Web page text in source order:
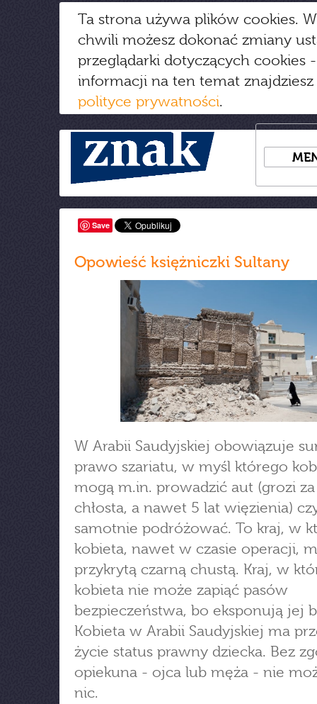
Ta strona używa plików cookies.
chwili możesz dokonać zmiany
przeglądarki dotyczących cookies
informacji na ten temat
polityce prywatności.
Save
Opowieść księżniczki Sultany
W Arabii Saudyjskiej obowiązuje
prawo szariatu, w myśl którego
mogą m.in. prowadzić aut (grozi
chłosta, a nawet 5 lat więzienia)
samotnie podróżować. To kraj, w
kobieta, nawet w czasie operacji,
przykrytą czarną chustą. Kraj, w
kobieta nie może zapiąć pasów
bezpieczeństwa, bo eksponują jej
Kobieta w Arabii Saudyjskiej ma
życie status prawny dziecka. Bez
opiekuna - ojca lub męża - nie
nic.